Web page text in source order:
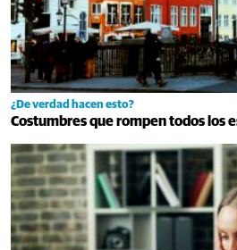
¿De verdad hacen esto?
Costumbres que rompen todos los